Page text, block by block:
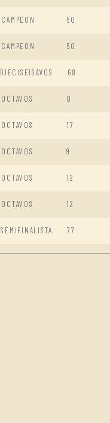
CAMPEON 50
CAMPEON 50
DIECISEISAVOS 68
OCTAVOS 0
OCTAVOS 17
OCTAVOS 9
OCTAVOS 12
OCTAVOS 12
SEMIFINALISTA 77